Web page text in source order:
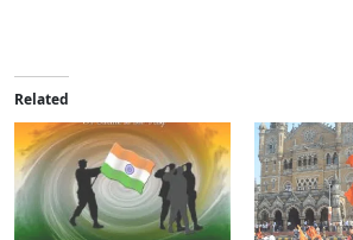
d
i
n
g
…
Related